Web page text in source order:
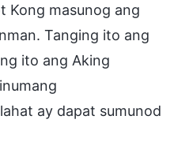
Kong masunog ang
Tanging ito ang
ito ang Aking
ay dapat sumunod